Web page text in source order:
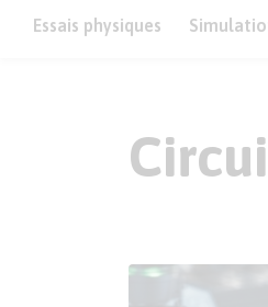
Essais physiques